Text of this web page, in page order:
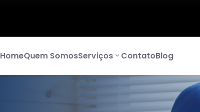
HomeQuem SomosServiços ContatoBlog